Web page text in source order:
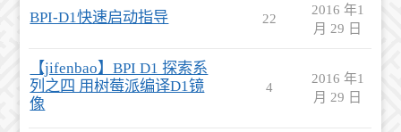
BPI-D1快速启动指导 22
2016 年1
月 29 日
【jifenbao】BPI D1 探索系
列之四 用树莓派编译D1镜
像
4
2016 年1
月 29 日